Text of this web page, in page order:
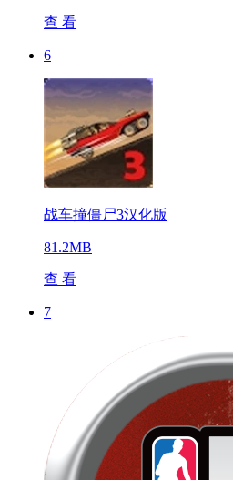
查 看
6
战车撞僵尸3汉化版
81.2MB
查 看
7